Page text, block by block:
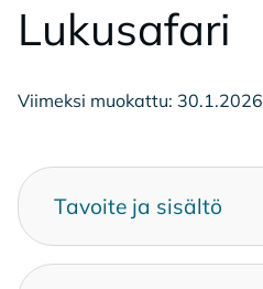
Lu­kusa­fa­ri
Viimeksi muokattu: 30.1.2026
Ta­voi­te ja si­säl­tö